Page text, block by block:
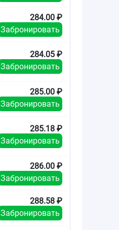
284.00 ₽
Забронировать
284.05 ₽
Забронировать
285.00 ₽
Забронировать
285.18 ₽
Забронировать
286.00 ₽
Забронировать
288.58 ₽
Забронировать